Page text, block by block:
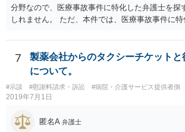
分野なので、医療事故事件に特化した弁護士を探
しれません。 ただ、本件では、医療事故事件に
の過失（医療ミス）の立証なのですが、本件では
ないため、損害額の立証が主なポイントになり
関しては、交通事故事件と同様の発想で考えれば
れることも可能ではありますが、相手方保険会社
ない（多少の増額はあり得るとしても、裁判基準
と思われます。 弁護士が介入することにより提示
とは多々あるため、可能であれば弁護士に依頼し
7
製薬会社からのタクシーチケットと
について。
#示談 #慰謝料請求・訴訟 #病院・介護サービス提供者側
2019年7月1日
匿名A 弁護士